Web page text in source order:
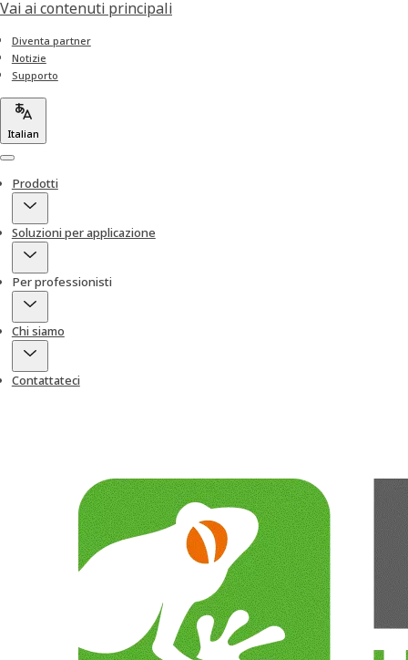
Vai ai contenuti principali
Diventa partner
Notizie
Supporto
Italian
Menu
Prodotti
Soluzioni per applicazione
Per professionisti
Chi siamo
Contattateci